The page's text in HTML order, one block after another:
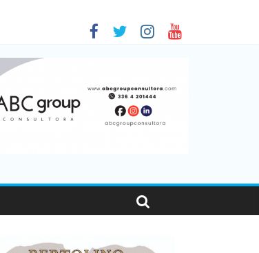
el país, un 5,9% más que en 2025